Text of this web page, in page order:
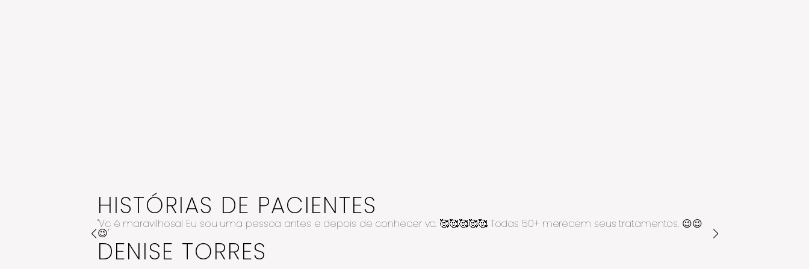
HISTÓRIAS DE PACIENTES
"Vc é maravilhosa! Eu sou uma pessoa antes e depois de conhecer vc. 🥰🥰🥰🥰🥰 Todas 50+ merecem seus tratamentos. 😉😉
😉"
DENISE TORRES